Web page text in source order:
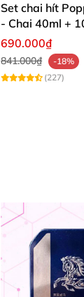
Set chai hít
- Chai 40ml +
690.000₫
841.000₫
-18%
(227)